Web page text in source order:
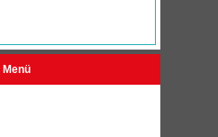
Menü